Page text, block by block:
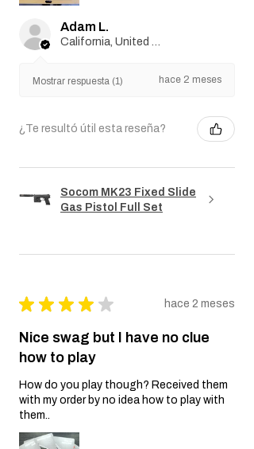
Adam L.
Mostrar respuesta (1) hace 2 meses
¿Te resultó útil esta reseña?
Socom MK23 Fixed Slide
Gas Pistol Full Set
★ ★ ★ ★ ★ hace 2 meses
Nice swag but I have no clue
how to play
How do you play though? Received them
with my order by no idea how to play with
them..